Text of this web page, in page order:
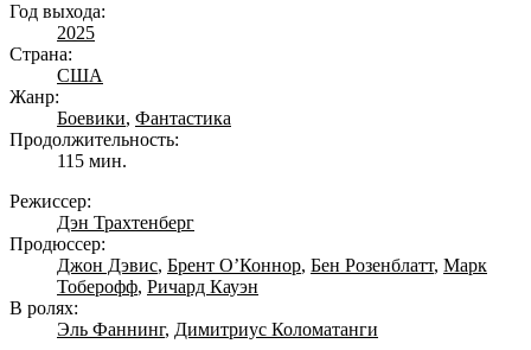
Год выхода:
2025
Страна:
США
Жанр:
Боевики, Фантастика
Продолжительность:
115 мин.
Режиссер:
Дэн Трахтенберг
Продюссер:
Джон Дэвис, Брент О’Коннор, Бен Розенблатт, Марк
Тоберофф, Ричард Кауэн
В ролях:
Эль Фаннинг, Димитриус Коломатанги